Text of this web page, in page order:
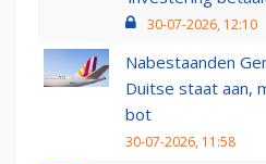
30-07-2026, 12:10
Nabestaanden
Duitse staat aan,
bot
30-07-2026, 11:58